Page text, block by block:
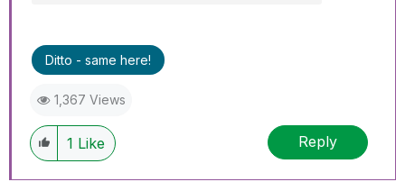
Ditto - same here!
1,367 Views
1 Like Reply